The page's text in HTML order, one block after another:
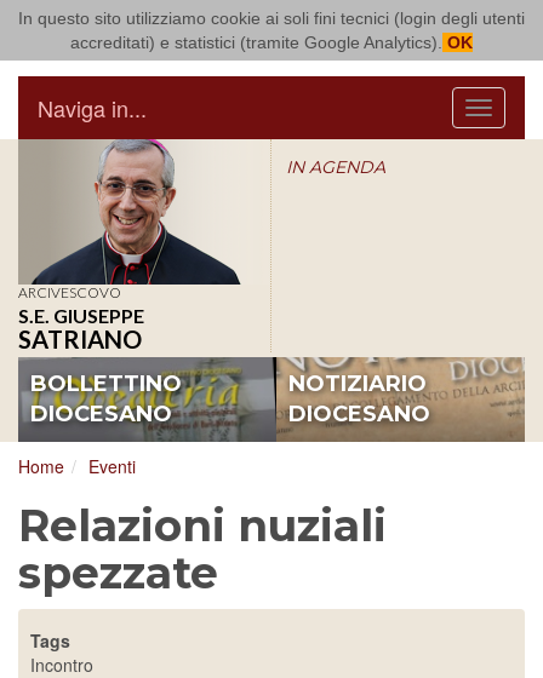
In questo sito utilizziamo cookie ai soli fini tecnici (login degli utenti
accreditati) e statistici (tramite Google Analytics). OK
Arcidiocesi di Bari Bitonto
Menu
Naviga in...
ARCIVESCOVO
S.E. GIUSEPPE
SATRIANO
IN AGENDA
BOLLETTINO
DIOCESANO
NOTIZIARIO
DIOCESANO
Home Eventi
Relazioni nuziali
spezzate
Tags
Incontro